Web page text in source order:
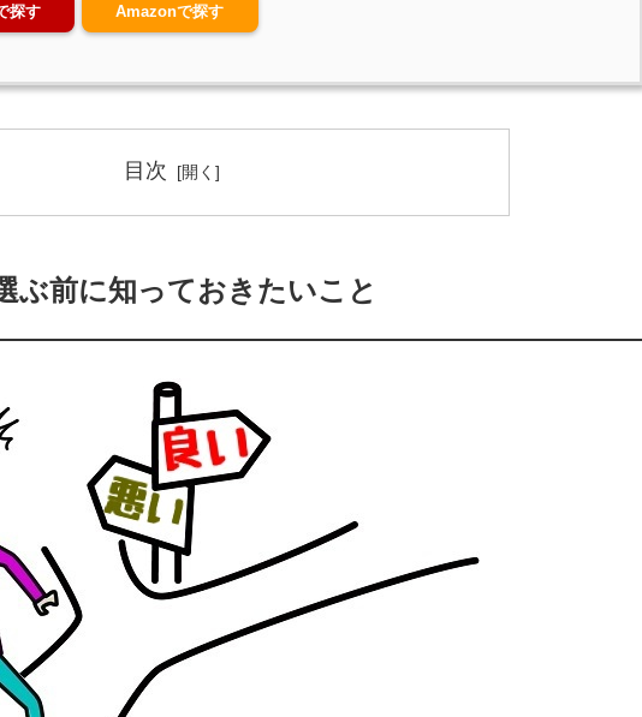
探す Amazonで探す
目次
ぶ前に知っておきたいこと